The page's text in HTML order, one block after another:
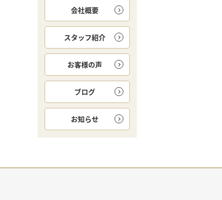
会社概要
スタッフ紹介
お客様の声
ブログ
お知らせ